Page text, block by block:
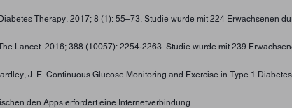
Therapy. 2017; 8 (1): 55–73. Studie wurde mit 224 Erwachsenen
Lancet. 2016; 388 (10057): 2254-2263. Studie wurde mit 239
J. E. Continuous Glucose Monitoring and Exercise in Type 1
den Apps erfordert eine Internetverbindung.